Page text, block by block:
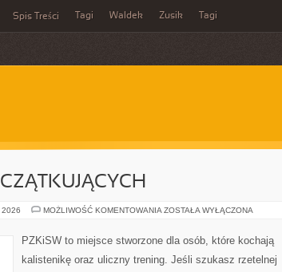
Spis Treści Tagi Waldek Zusik Tagi
2026 MOŻLIWOŚĆ KOMENTOWANIA TRENING
ZOSTAŁA WYŁĄCZONA
PZKiSW to miejsce stworzone dla osób, które kochają
kalistenikę oraz uliczny trening. Jeśli szukasz rzetelnej